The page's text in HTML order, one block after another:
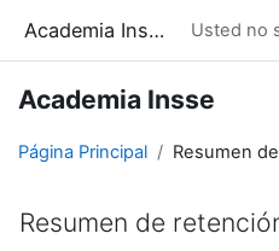
Academia Insse Usted no
Academia Insse
Página Principal Resumen
Resumen de